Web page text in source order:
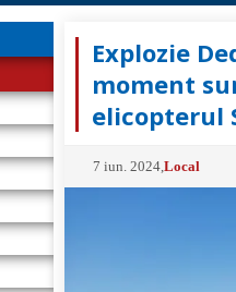
Explozie
moment
elicopterul
7 iun. 2024 ,Local